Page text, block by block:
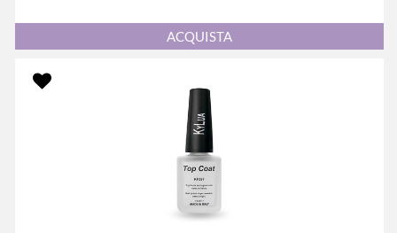
Quantità
ACQUISTA